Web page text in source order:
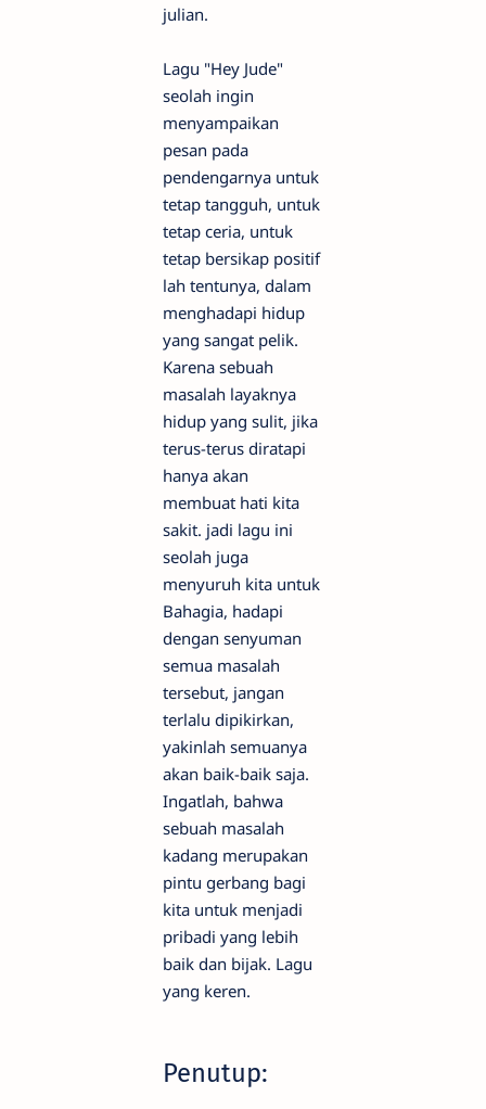
julian.
Lagu "Hey Jude"
seolah ingin
menyampaikan
pesan pada
pendengarnya untuk
tetap tangguh, untuk
tetap ceria, untuk
tetap bersikap positif
lah tentunya, dalam
menghadapi hidup
yang sangat pelik.
Karena sebuah
masalah layaknya
hidup yang sulit, jika
terus-terus diratapi
hanya akan
membuat hati kita
sakit. jadi lagu ini
seolah juga
menyuruh kita untuk
Bahagia, hadapi
dengan senyuman
semua masalah
tersebut, jangan
terlalu dipikirkan,
yakinlah semuanya
akan baik-baik saja.
Ingatlah, bahwa
sebuah masalah
kadang merupakan
pintu gerbang bagi
kita untuk menjadi
pribadi yang lebih
baik dan bijak. Lagu
yang keren.
Penutup: